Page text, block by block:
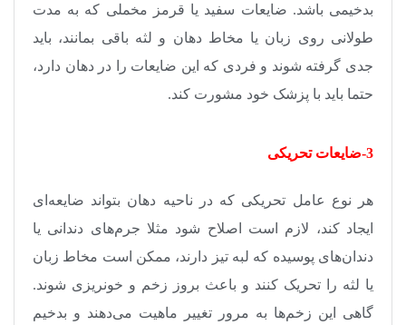
بدخیمی باشد. ضایعات سفید یا قرمز مخملی که به مدت
طولانی روی زبان یا مخاط دهان و لثه باقی بمانند، باید
جدی گرفته شوند و فردی که این ضایعات را در دهان دارد،
حتما باید با پزشک خود مشورت کند.
3-ضایعات تحریکی
هر نوع عامل تحریکی که در ناحیه دهان بتواند ضایعه‌ای
ایجاد کند، لازم است اصلاح شود مثلا جرم‌های دندانی یا
دندان‌های پوسیده که لبه تیز دارند، ممکن است مخاط زبان
یا لثه را تحریک کنند و باعث بروز زخم و خونریزی شوند.
گاهی این زخم‌ها به مرور تغییر ماهیت می‌دهند و بدخیم